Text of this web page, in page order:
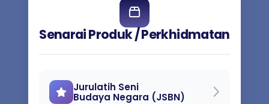
Senarai Produk / Perkhidmatan
Jurulatih Seni
Budaya Negara (JSBN)